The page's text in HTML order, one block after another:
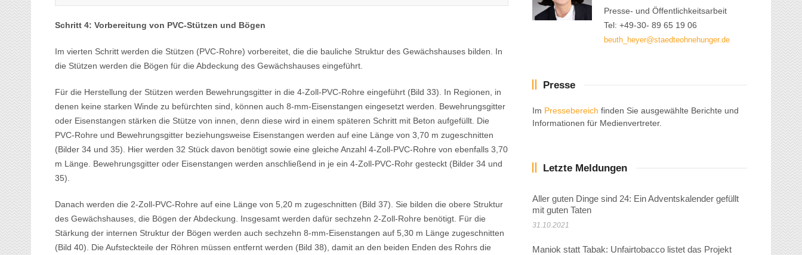
Schritt 4: Vorbereitung von PVC-Stützen und Bögen
Im vierten Schritt werden die Stützen (PVC-Rohre) vorbereitet, die die bauliche Struktur des Gewächshauses bilden. In
die Stützen werden die Bögen für die Abdeckung des Gewächshauses eingeführt.
Für die Herstellung der Stützen werden Bewehrungsgitter in die 4-Zoll-PVC-Rohre eingeführt (Bild 33). In Regionen, in
denen keine starken Winde zu befürchten sind, können auch 8-mm-Eisenstangen eingesetzt werden. Bewehrungsgitter
oder Eisenstangen stärken die Stütze von innen, denn diese wird in einem späteren Schritt mit Beton aufgefüllt. Die
PVC-Rohre und Bewehrungsgitter beziehungsweise Eisenstangen werden auf eine Länge von 3,70 m zugeschnitten
(Bilder 34 und 35). Hier werden 32 Stück davon benötigt sowie eine gleiche Anzahl 4-Zoll-PVC-Rohre von ebenfalls 3,70
m Länge. Bewehrungsgitter oder Eisenstangen werden anschließend in je ein 4-Zoll-PVC-Rohr gesteckt (Bilder 34 und
35).
Danach werden die 2-Zoll-PVC-Rohre auf eine Länge von 5,20 m zugeschnitten (Bild 37). Sie bilden die obere Struktur
des Gewächshauses, die Bögen der Abdeckung. Insgesamt werden dafür sechzehn 2-Zoll-Rohre benötigt. Für die
Stärkung der internen Struktur der Bögen werden auch sechzehn 8-mm-Eisenstangen auf 5,30 m Länge zugeschnitten
(Bild 40). Die Aufsteckteile der Röhren müssen entfernt werden (Bild 38), damit an den beiden Enden des Rohrs die
Presse- und Öffentlichkeitsarbeit
Tel: +49-30- 89 65 19 06
beuth_heyer@staedteohnehunger.de
Presse
Im Pressebereich finden Sie ausgewählte Berichte und
Informationen für Medienvertreter.
Letzte Meldungen
Aller guten Dinge sind 24: Ein Adventskalender gefüllt
mit guten Taten
31.10.2021
Maniok statt Tabak: Unfairtobacco listet das Projekt